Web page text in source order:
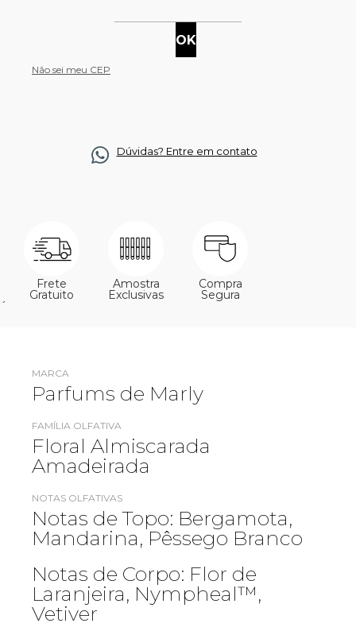
Não sei meu CEP
Dúvidas? Entre em contato
Frete
Gratuito
Amostra
Exclusivas
Compra
Segura
´
MARCA
Parfums de Marly
FAMÍLIA OLFATIVA
Floral Almiscarada
Amadeirada
NOTAS OLFATIVAS
Notas de Topo: Bergamota,
Mandarina, Pêssego Branco
Notas de Corpo: Flor de
Laranjeira, Nympheal™,
Vetiver